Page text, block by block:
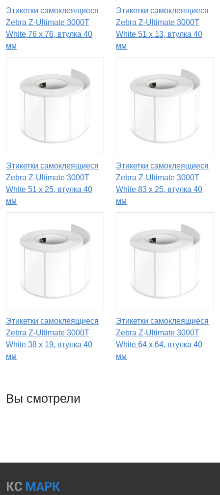
Этикетки самоклеящиеся
Zebra Z-Ultimate 3000T
White 76 x 76, втулка 40
мм
Этикетки самоклеящиеся
Zebra Z-Ultimate 3000T
White 51 x 13, втулка 40
мм
Этикетки самоклеящиеся
Zebra Z-Ultimate 3000T
White 51 x 25, втулка 40
мм
Этикетки самоклеящиеся
Zebra Z-Ultimate 3000T
White 83 x 25, втулка 40
мм
Этикетки самоклеящиеся
Zebra Z-Ultimate 3000T
White 38 x 19, втулка 40
мм
Этикетки самоклеящиеся
Zebra Z-Ultimate 3000T
White 64 x 64, втулка 40
мм
Вы смотрели
КС МАРК